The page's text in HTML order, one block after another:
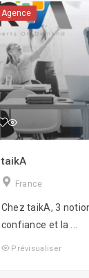
Agence
taikA
France
Chez taikA, 3
confiance et la ...
Prévisualiser